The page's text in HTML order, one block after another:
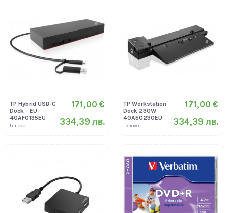
TP Hybrid USB-C
Dock - EU
40AF0135EU
Lenovo
171,00 €
334,39 лв.
TP Workstation
Dock 230W
40A50230EU
Lenovo
171,00 €
334,39 лв.